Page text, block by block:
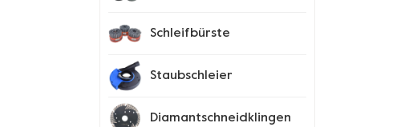
Schleifbürste
Staubschleier
Diamantschneidklingen